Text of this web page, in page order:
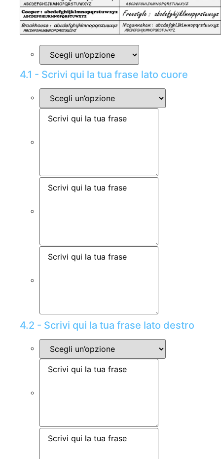
4.1 - Scrivi qui la tua frase lato cuore
4.2 - Scrivi qui la tua frase lato destro